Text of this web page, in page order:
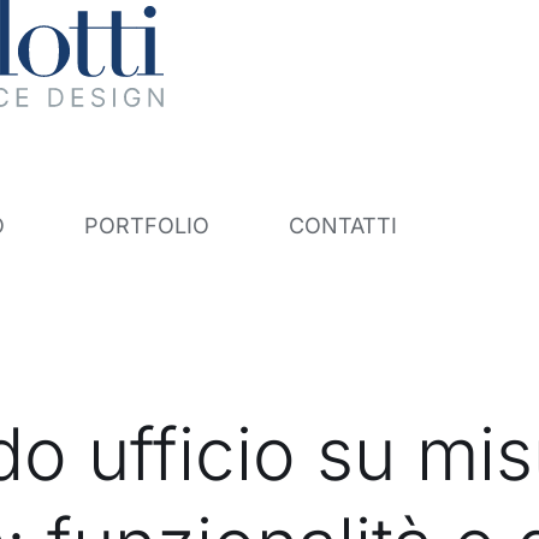
PORTFOLIO CONTATTI
ufficio su